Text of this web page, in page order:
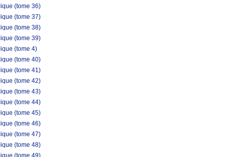
(tome 36)
(tome 37)
(tome 38)
(tome 39)
(tome 4)
(tome 40)
(tome 41)
(tome 42)
(tome 43)
(tome 44)
(tome 45)
(tome 46)
(tome 47)
(tome 48)
(tome 49)